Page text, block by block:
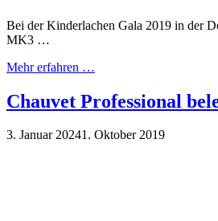
Bei der Kinderlachen Gala 2019 in der
MK3 …
Mehr erfahren …
Chauvet Professional
3. Januar 20241. Oktober 2019